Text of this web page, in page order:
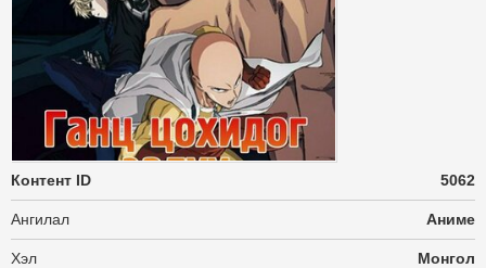
Контент ID 5062
Ангилал Аниме
Хэл Монгол